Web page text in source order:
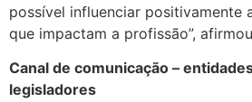
possível influenciar positivamente
que impactam a profissão”,
Canal de comunicação –
legisladores